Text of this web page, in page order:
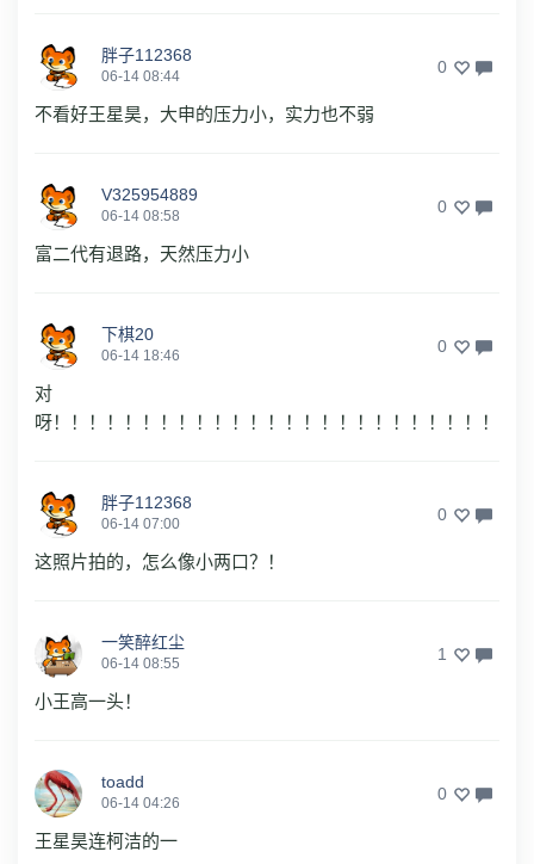
胖子112368
06-14 08:44 0
不看好王星昊，大申的压力小，实力也不弱
V325954889
06-14 08:58 0
富二代有退路，天然压力小
下棋20
06-14 18:46 0
对
呀！！！！！！！！！！！！！！！！！！！！！！！！！
胖子112368
06-14 07:00 0
这照片拍的，怎么像小两口？！
一笑醉红尘
06-14 08:55 1
小王高一头！
toadd
06-14 04:26 0
王星昊连柯洁的一